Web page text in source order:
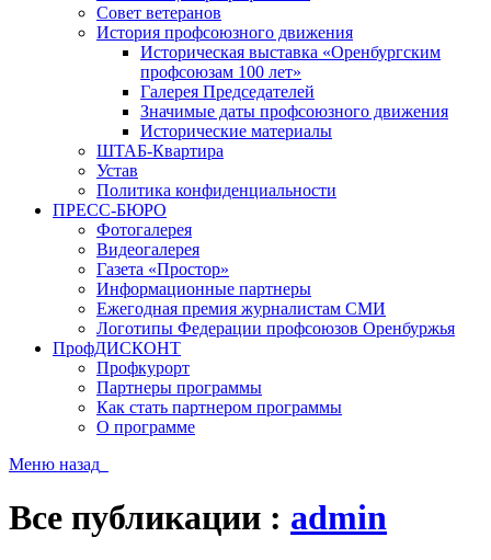
Совет ветеранов
История профсоюзного движения
Историческая выставка «Оренбургским
профсоюзам 100 лет»
Галерея Председателей
Значимые даты профсоюзного движения
Исторические материалы
ШТАБ-Квартира
Устав
Политика конфиденциальности
ПРЕСС-БЮРО
Фотогалерея
Видеогалерея
Газета «Простор»
Информационные партнеры
Ежегодная премия журналистам СМИ
Логотипы Федерации профсоюзов Оренбуржья
ПрофДИСКОНТ
Профкурорт
Партнеры программы
Как стать партнером программы
О программе
Меню назад
Все публикации : admin